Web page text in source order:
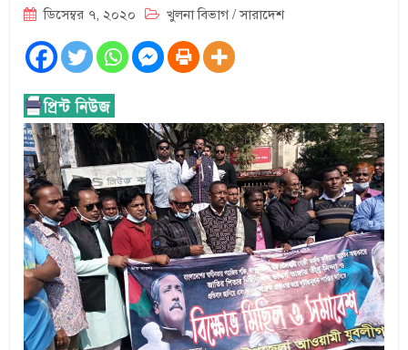
ডিসেম্বর ৭, ২০২০ খুলনা বিভাগ/সারাদেশ